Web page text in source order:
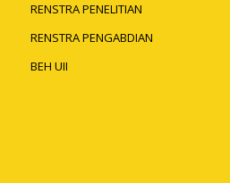
RENSTRA PENELITIAN
RENSTRA PENGABDIAN
BEH UII